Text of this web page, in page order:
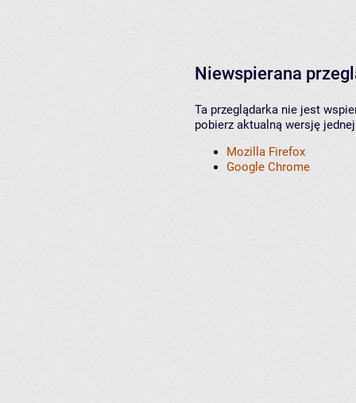
Niewspierana
Ta przeglądarka nie jest
pobierz aktualną wersję
Mozilla Firefox
Google Chrome